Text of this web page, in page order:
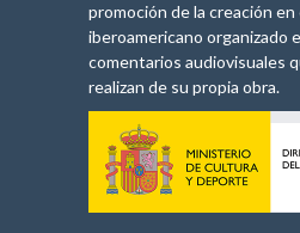
promoción de la creación en
iberoamericano organizado
comentarios audiovisuales
realizan de su propia obra.